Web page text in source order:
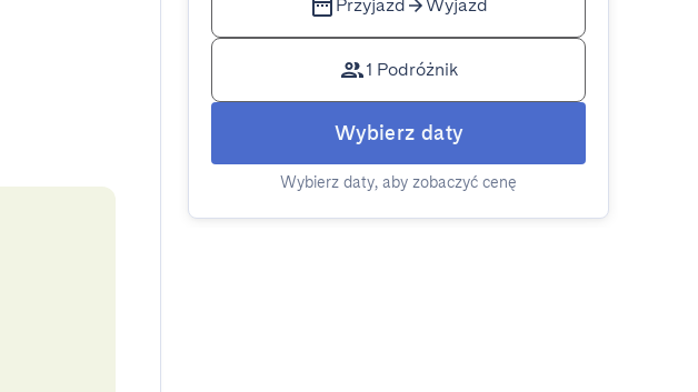
Przyjazd Wyjazd
1 Podróżnik
Wybierz daty
Wybierz daty, aby zobaczyć cenę